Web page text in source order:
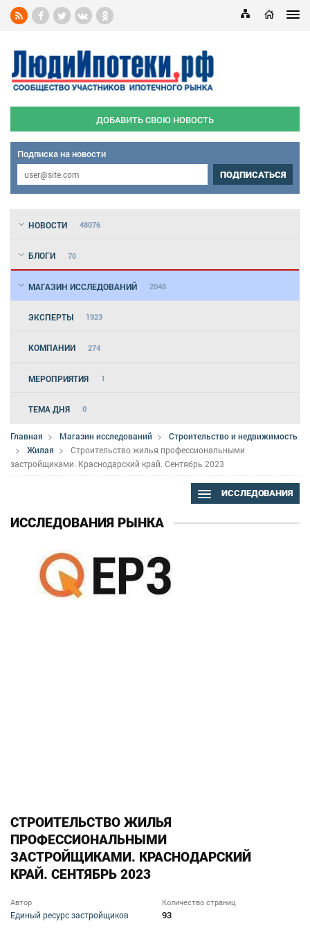
ДОБАВИТЬ СВОЮ НОВОСТЬ
Подписка на новости
ПОДПИСАТЬСЯ
НОВОСТИ 48076
БЛОГИ 70
МАГАЗИН ИССЛЕДОВАНИЙ 2048
ЭКСПЕРТЫ 1923
КОМПАНИИ 274
МЕРОПРИЯТИЯ 1
ТЕМА ДНЯ 0
Главная Магазин исследований
Строительство и недвижимость
Жилая
Строительство жилья профессиональными
застройщиками. Краснодарский край. Сентябрь 2023
ИССЛЕДОВАНИЯ
ИССЛЕДОВАНИЯ РЫНКА
СТРОИТЕЛЬСТВО ЖИЛЬЯ
ПРОФЕССИОНАЛЬНЫМИ
ЗАСТРОЙЩИКАМИ. КРАСНОДАРСКИЙ
КРАЙ. СЕНТЯБРЬ 2023
Автор
Единый ресурс застройщиков
Количество страниц
93